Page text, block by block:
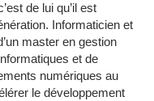
de lui qu’il est
Informaticien et
master en gestion
et de
numériques au
le développement